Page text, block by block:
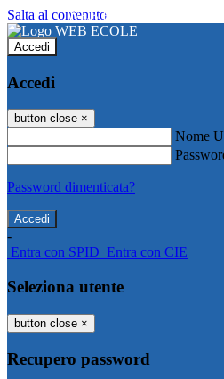
Salta al contenuto
WEB ECOLE
Accedi
Accedi
button close ×
Nome
Password dimenticata?
-
Entra con SPID Entra con CIE
Seleziona utente
button close ×
Recupero password